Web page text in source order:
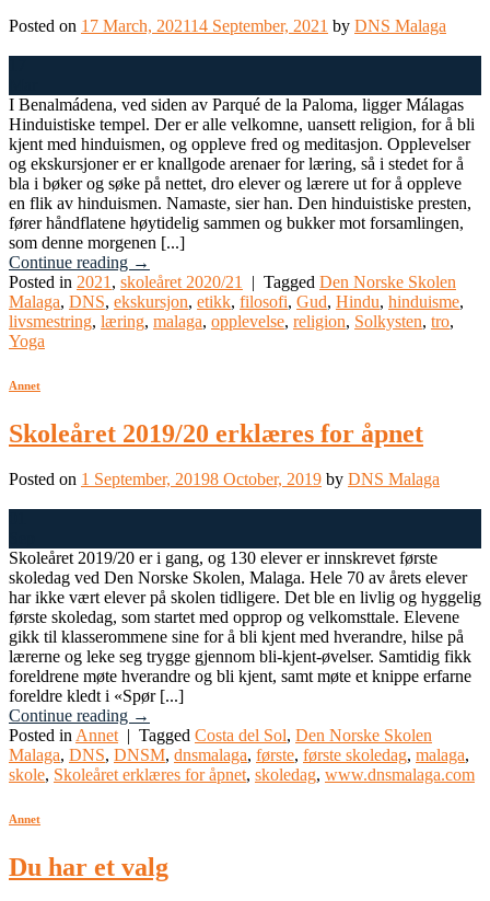
Posted on 17 March, 202114 September, 2021 by DNS Malaga
I Benalmádena, ved siden av Parqué de la Paloma, ligger Málagas
Hinduistiske tempel. Der er alle velkomne, uansett religion, for å bli
kjent med hinduismen, og oppleve fred og meditasjon. Opplevelser
og ekskursjoner er er knallgode arenaer for læring, så i stedet for å
bla i bøker og søke på nettet, dro elever og lærere ut for å oppleve
en flik av hinduismen. Namaste, sier han. Den hinduistiske presten,
fører håndflatene høytidelig sammen og bukker mot forsamlingen,
som denne morgenen [...]
Continue reading →
Posted in 2021 , skoleåret 2020/21 | Tagged Den Norske Skolen
Malaga, DNS, ekskursjon, etikk, filosofi, Gud, Hindu, hinduisme,
livsmestring, læring, malaga, opplevelse, religion, Solkysten, tro,
Yoga
Annet
Skoleåret 2019/20 erklæres for åpnet
Posted on 1 September, 20198 October, 2019 by DNS Malaga
Skoleåret 2019/20 er i gang, og 130 elever er innskrevet første
skoledag ved Den Norske Skolen, Malaga. Hele 70 av årets elever
har ikke vært elever på skolen tidligere. Det ble en livlig og hyggelig
første skoledag, som startet med opprop og velkomsttale. Elevene
gikk til klasserommene sine for å bli kjent med hverandre, hilse på
lærerne og leke seg trygge gjennom bli-kjent-øvelser. Samtidig fikk
foreldrene møte hverandre og bli kjent, samt møte et knippe erfarne
foreldre kledt i «Spør [...]
Continue reading →
Posted inAnnet | Tagged Costa del Sol, Den Norske Skolen
Malaga, DNS, DNSM, dnsmalaga, første, første skoledag, malaga,
skole, Skoleåret erklæres for åpnet, skoledag, www.dnsmalaga.com
Annet
Du har et valg